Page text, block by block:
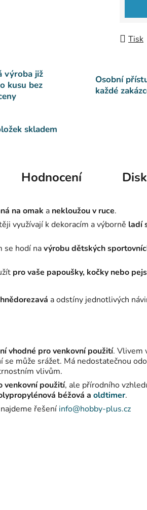
Tisk
výroba již
kusu bez
Osobní
každé
skladem
Hodnocení
na omak a nekloužou v ruce.
využívají k dekoracím a výborně ladí
se hodí navýrobu dětských
pro vaše papoušky, kočky nebo
a odstíny jednotlivých
vhodné pro venkovní použití. Vlivem
se může srážet. Má nedostatečnou
vlivům.
venkovní použití, ale přírodního
béžová a oldtimer.
řešení info@hobby-plus.cz